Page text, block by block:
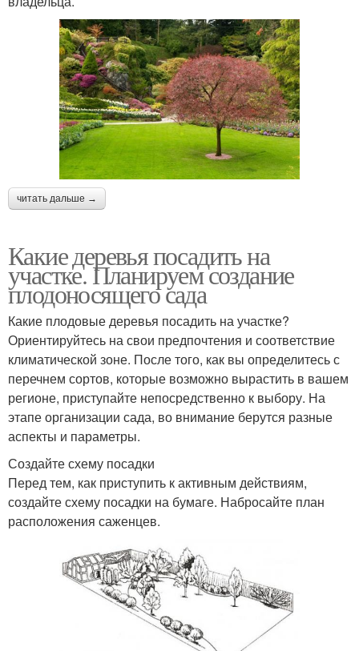
читать дальше →
Какие деревья посадить на
участке. Планируем создание
плодоносящего сада
Какие плодовые деревья посадить на участке?
Ориентируйтесь на свои предпочтения и соответствие
климатической зоне. После того, как вы определитесь с
перечнем сортов, которые возможно вырастить в вашем
регионе, приступайте непосредственно к выбору. На
этапе организации сада, во внимание берутся разные
аспекты и параметры.
Создайте схему посадки
Перед тем, как приступить к активным действиям,
создайте схему посадки на бумаге. Набросайте план
расположения саженцев.